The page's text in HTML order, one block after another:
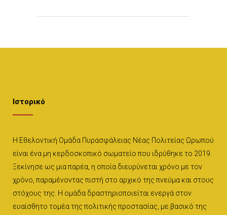
Ιστορικό
Η Εθελοντική Ομάδα Πυρασφάλειας Νέας Πολιτείας Ωρωπού
είναι ένα μη κερδοσκοπικό σωματείο που ιδρύθηκε το 2019.
Ξεκίνησε ως μια παρέα, η οποία διευρύνεται χρόνο με τον
χρόνο, παραμένοντας πιστή στο αρχικό της πνεύμα και στους
στόχους της. Η ομάδα δραστηριοποιείται ενεργά στον
ευαίσθητο τομέα της πολιτικής προστασίας, με βασικό της